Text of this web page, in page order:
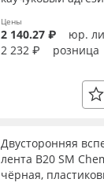
Цены
2 140.27 ₽
юр.
2 232 ₽
розница
Двусторонняя
лента B20 SM
чёрная,